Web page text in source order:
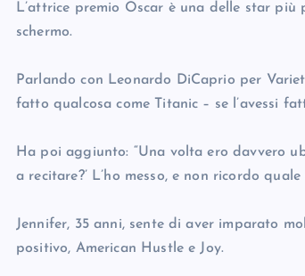
L’attrice premio Oscar è una delle star
schermo.
Parlando con Leonardo DiCaprio per
fatto qualcosa come Titanic – se l’avessi
Ha poi aggiunto: “Una volta ero davvero
a recitare?’ L’ho messo, e non ricordo
Jennifer, 35 anni, sente di aver imparato
positivo, American Hustle e Joy.